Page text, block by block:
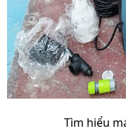
Tìm hiểu